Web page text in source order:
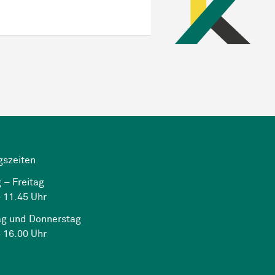
– Freitag
11.45 Uhr
und Donnerstag
16.00 Uhr